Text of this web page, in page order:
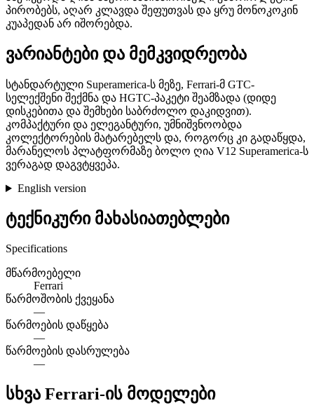
პირობებს, აღარ კლავდა შეფუთვას და ყრუ მონოკოკინ
კუაპედან არ იშორებდა.
ვარიანტები და მემკვიდრეობა
სტანდარტული Superamerica-ს მეზე, Ferrari-მ GTC-
სელექშენი შექმნა და HGTC-პაკეტი შეამზადა (დიდე
დისკებითა და შემხები საბრძოლო დაკიდვით).
კომპაქტური და ელეგანტური, უმნიშვნოობდა
კოლექტორების მატარებელს და, როგორც კი გადაწყდა,
მარანელოს პლატფორმაზე ბოლო ღია V12 Superamerica-ს
ვერაგად დაგვტყვეპა.
English version
ტექნიკური მახასიათებლები
Specifications
მწარმოებელი
Ferrari
წარმოშობის ქვეყანა
—
წარმოების დაწყება
—
წარმოების დასრულება
—
სხვა Ferrari-ის მოდელები